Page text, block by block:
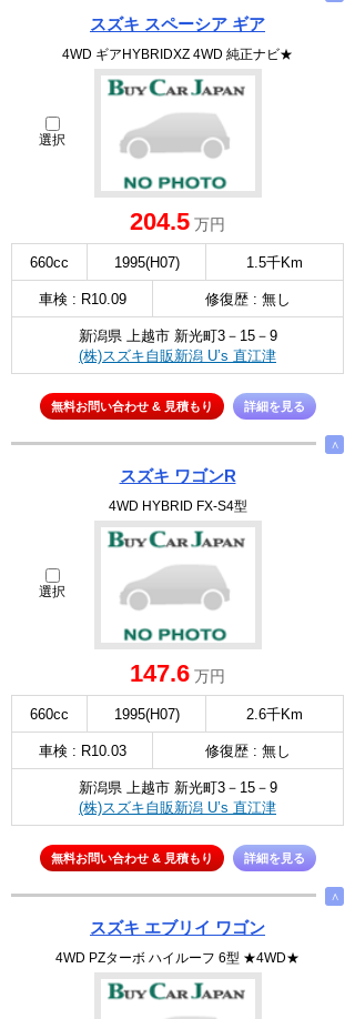
スズキ スペーシア ギア
4WD ギアHYBRIDXZ 4WD 純正ナビ★
選択
204.5 万円
660cc 1995(H07) 1.5千Km
車検 : R10.09 修復歴 : 無し
新潟県 上越市 新光町3－15－9
(株)スズキ自販新潟 U’s 直江津
無料お問い合わせ & 見積もり 詳細を見る
∧
スズキ ワゴンR
4WD HYBRID FX-S4型
選択
147.6 万円
660cc 1995(H07) 2.6千Km
車検 : R10.03 修復歴 : 無し
新潟県 上越市 新光町3－15－9
(株)スズキ自販新潟 U’s 直江津
無料お問い合わせ & 見積もり 詳細を見る
∧
スズキ エブリイ ワゴン
4WD PZターボ ハイルーフ 6型 ★4WD★